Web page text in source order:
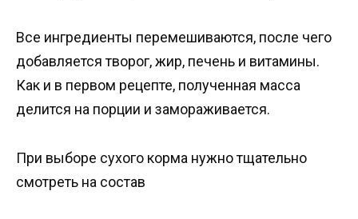
Все ингредиенты перемешиваются, после чего
добавляется творог, жир, печень и витамины.
Как и в первом рецепте, полученная масса
делится на порции и замораживается.
При выборе сухого корма нужно тщательно
смотреть на состав